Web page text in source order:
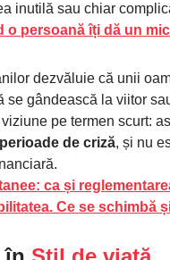
inutilă sau chiar
o persoană îți dă un
dezvăluie că unii
se gândească la viitor
pe termen scurt:
de criză, și nu
ca și
Ce se schimbă